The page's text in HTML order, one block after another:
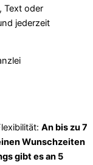
Text oder
jederzeit
An bis zu 7
Wunschzeiten
gibt es an 5